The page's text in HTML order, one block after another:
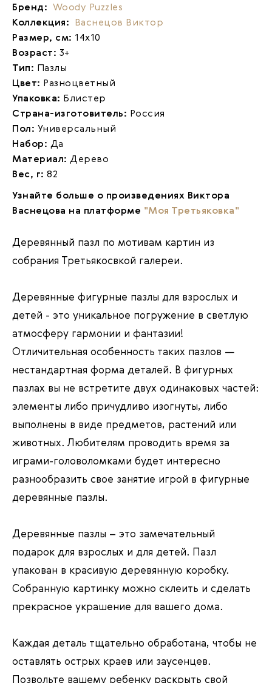
Бренд: Woody Puzzles
Коллекция: Васнецов Виктор
Размер, см: 14х10
Возраст: 3+
Тип: Пазлы
Цвет: Разноцветный
Упаковка: Блистер
Страна-изготовитель: Россия
Пол: Универсальный
Набор: Да
Материал: Дерево
Вес, г: 82
Узнайте больше о произведениях Виктора
Васнецова на платформе "Моя Третьяковка"
Деревянный пазл по мотивам картин из
собрания Третьякосвкой галереи.
Деревянные фигурные пазлы для взрослых и
детей - это уникальное погружение в светлую
атмосферу гармонии и фантазии!
Отличительная особенность таких пазлов —
нестандартная форма деталей. В фигурных
пазлах вы не встретите двух одинаковых частей:
элементы либо причудливо изогнуты, либо
выполнены в виде предметов, растений или
животных. Любителям проводить время за
играми-головоломками будет интересно
разнообразить свое занятие игрой в фигурные
деревянные пазлы.
Деревянные пазлы – это замечательный
подарок для взрослых и для детей. Пазл
упакован в красивую деревянную коробку.
Собранную картинку можно склеить и сделать
прекрасное украшение для вашего дома.
Каждая деталь тщательно обработана, чтобы не
оставлять острых краев или заусенцев.
Позвольте вашему ребенку раскрыть свой